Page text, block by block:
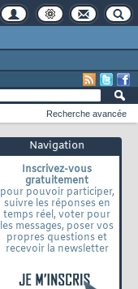
Navigation
Inscrivez-vous
gratuitement
pour pouvoir participer,
suivre les réponses en
temps réel, voter pour
les messages, poser vos
propres questions et
recevoir la newsletter
Recherche avancée